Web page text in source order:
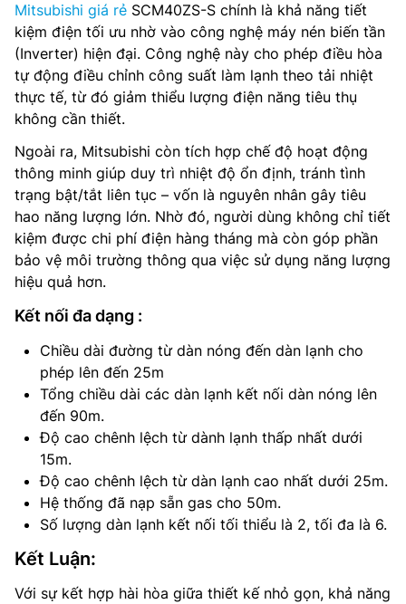
Mitsubishi giá rẻ SCM40ZS-S chính là khả năng tiết
kiệm điện tối ưu nhờ vào công nghệ máy nén biến tần
(Inverter) hiện đại. Công nghệ này cho phép điều hòa
tự động điều chỉnh công suất làm lạnh theo tải nhiệt
thực tế, từ đó giảm thiểu lượng điện năng tiêu thụ
không cần thiết.
Ngoài ra, Mitsubishi còn tích hợp chế độ hoạt động
thông minh giúp duy trì nhiệt độ ổn định, tránh tình
trạng bật/tắt liên tục – vốn là nguyên nhân gây tiêu
hao năng lượng lớn. Nhờ đó, người dùng không chỉ tiết
kiệm được chi phí điện hàng tháng mà còn góp phần
bảo vệ môi trường thông qua việc sử dụng năng lượng
hiệu quả hơn.
Kết nối đa dạng :
Chiều dài đường từ dàn nóng đến dàn lạnh cho
phép lên đến 25m
Tổng chiều dài các dàn lạnh kết nối dàn nóng lên
đến 90m.
Độ cao chênh lệch từ dành lạnh thấp nhất dưới
15m.
Độ cao chênh lệch từ dàn lạnh cao nhất dưới 25m.
Hệ thống đã nạp sẵn gas cho 50m.
Số lượng dàn lạnh kết nối tối thiểu là 2, tối đa là 6.
Kết Luận:
Với sự kết hợp hài hòa giữa thiết kế nhỏ gọn, khả năng